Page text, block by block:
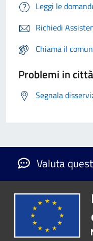
Leggi le
Richiedi
Chiama il
Problemi in città
Segnala
Valuta